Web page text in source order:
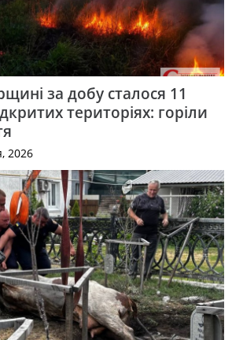
за добу сталося 11
територіях: горіли
2026